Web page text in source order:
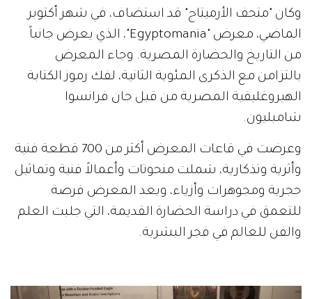
وكان "متحف الأرميتاج" قد استضاف، في شهر أكتوبر
الماضي، معرض "Egyptomania"، الذي يعرض جانباً
من التاريخ والحضارة المصرية. وجاء المعرض
بالتزامن مع الذكرى المئوية الثانية، لفك رموز الكتابة
الهيروغليفية المصرية من قبل جان فرانسوا
شامبليون.
وعرضت في قاعات المعرض أكثر من 700 قطعة فنية
وأثرية وتذكارية، شملت منحوتات وأعمالاً فنية وتماثيل
حجرية ومجوهرات وأزياء، ويعد المعرض فرصة
للتعمق في دراسة الحضارة القديمة، التي جلبت العلم
والفن للعالم في فجر البشرية.